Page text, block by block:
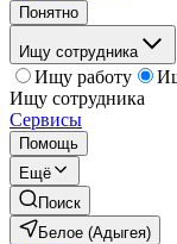
Понятно
Ищу сотрудника
Ищу работу
Ищу сотрудника
Сервисы
Помощь
Ещё
Поиск
Белое (Адыгея)